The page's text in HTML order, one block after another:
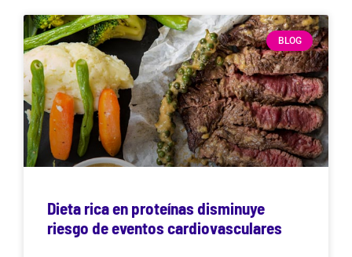
BLOG
Dieta rica en proteínas disminuye
riesgo de eventos cardiovasculares